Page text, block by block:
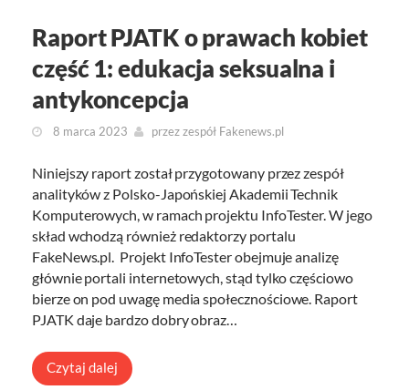
Raport PJATK o prawach kobiet
część 1: edukacja seksualna i
antykoncepcja
8 marca 2023 przezzespół Fakenews.pl
Niniejszy raport został przygotowany przez zespół
analityków z Polsko-Japońskiej Akademii Technik
Komputerowych, w ramach projektu InfoTester. W jego
skład wchodzą również redaktorzy portalu
FakeNews.pl. Projekt InfoTester obejmuje analizę
głównie portali internetowych, stąd tylko częściowo
bierze on pod uwagę media społecznościowe. Raport
PJATK daje bardzo dobry obraz…
Czytaj dalej